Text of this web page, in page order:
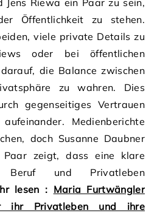
Öffentlichkeit zu stehen.
viele private Details zu
oder bei öffentlichen
die Balance zwischen
zu wahren. Dies
gegenseitiges Vertrauen
Medienberichte
doch Susanne Daubner
zeigt, dass eine klare
Beruf und Privatleben
lesen : Maria Furtwängler
ihr Privatleben und ihre